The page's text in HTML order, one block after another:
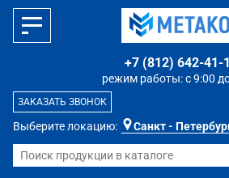
Выберите локацию: Санкт -
режим работы: с 9:00
+7 (812) 642-41-
ЗАКАЗАТЬ ЗВОНОК